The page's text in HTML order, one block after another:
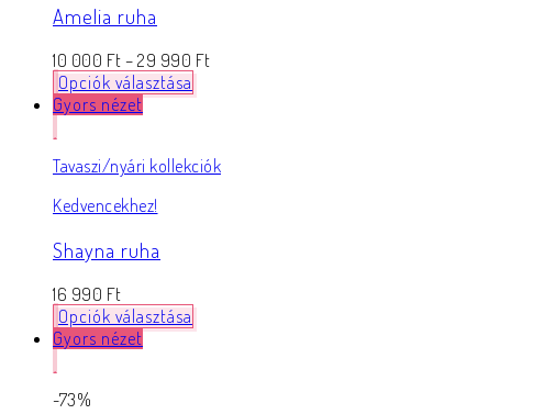
Amelia ruha
10 000 Ft – 29 990 Ft
Opciók választása
Gyors nézet
Tavaszi/nyári kollekciók
Kedvencekhez!
Shayna ruha
16 990 Ft
Opciók választása
Gyors nézet
-73%